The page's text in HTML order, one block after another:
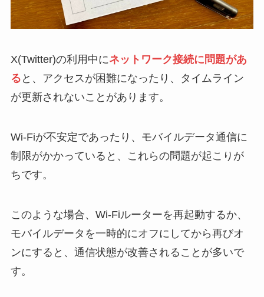
X(Twitter)の利用中にネットワーク接続に問題があ
る と、アクセスが困難になったり、タイムライン
が更新されないことがあります。
Wi-Fiが不安定であったり、モバイルデータ通信に
制限がかかっていると、これらの問題が起こりが
ちです。
このような場合、Wi-Fiルーターを再起動するか、
モバイルデータを一時的にオフにしてから再びオ
ンにすると、通信状態が改善されることが多いで
す。